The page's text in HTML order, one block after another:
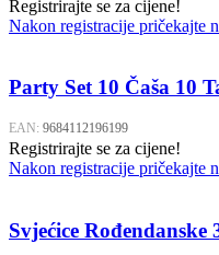
Registrirajte se za cijene!
Nakon registracije pričekajte
Party Set 10 Čaša 10
EAN: 9684112196199
Registrirajte se za cijene!
Nakon registracije pričekajte
Svjećice Rođendanske